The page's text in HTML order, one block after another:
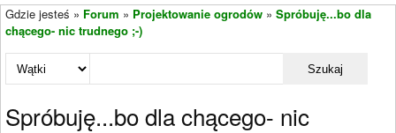
Gdzie jesteś » Forum » Projektowanie ogrodów » Spróbuję...bo dla
chącego- nic trudnego ;-)
Szukaj
Spróbuję...bo dla chącego- nic